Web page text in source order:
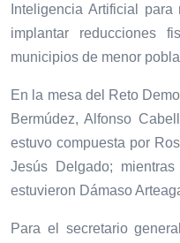
Inteligencia Artificial
implantar reducciones
municipios de menor
En la mesa del Reto
Bermúdez, Alfonso
estuvo compuesta por
Jesús Delgado;
estuvieron Dámaso
Para el secretario